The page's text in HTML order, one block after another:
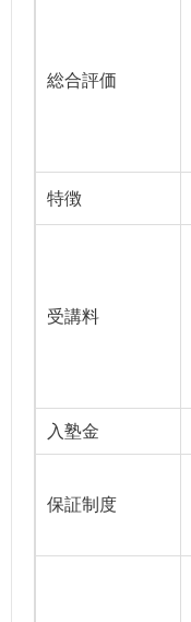
総合評価
特徴
受講料
入塾金
保証制度